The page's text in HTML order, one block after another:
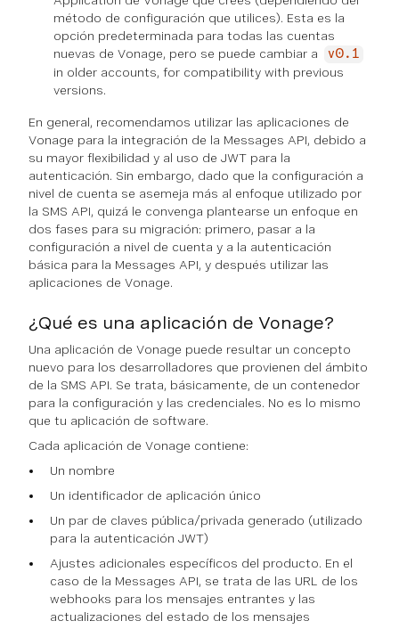
método de configuración que utilices). Esta es la
opción predeterminada para todas las cuentas
nuevas de Vonage, pero se puede cambiar a
v0.1
in older accounts, for compatibility with previous
versions.
En general, recomendamos utilizar las aplicaciones de
Vonage para la integración de la Messages API, debido a
su mayor flexibilidad y al uso de JWT para la
autenticación. Sin embargo, dado que la configuración a
nivel de cuenta se asemeja más al enfoque utilizado por
la SMS API, quizá le convenga plantearse un enfoque en
dos fases para su migración: primero, pasar a la
configuración a nivel de cuenta y a la autenticación
básica para la Messages API, y después utilizar las
aplicaciones de Vonage.
¿Qué es una aplicación de Vonage?
Una aplicación de Vonage puede resultar un concepto
nuevo para los desarrolladores que provienen del ámbito
de la SMS API. Se trata, básicamente, de un contenedor
para la configuración y las credenciales. No es lo mismo
que tu aplicación de software.
Cada aplicación de Vonage contiene:
Un nombre
Un identificador de aplicación único
Un par de claves pública/privada generado (utilizado
para la autenticación JWT)
Ajustes adicionales específicos del producto. En el
caso de la Messages API, se trata de las URL de los
webhooks para los mensajes entrantes y las
actualizaciones del estado de los mensajes